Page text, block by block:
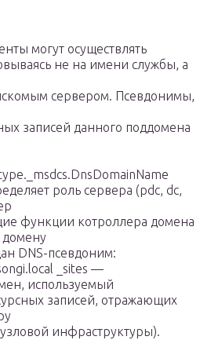
могут осуществлять
не на имени службы, а
сервером. Псевдонимы,
записей данного поддомена
роль сервера (pdc, dc,
функции котроллера домена
DNS-псевдоним:
_sites —
используемый
записей, отражающих
инфраструктуры).